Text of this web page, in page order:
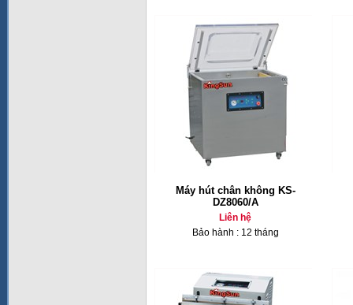
Máy hút chân không KS-
DZ8060/A
Liên hệ
Bảo hành : 12 tháng